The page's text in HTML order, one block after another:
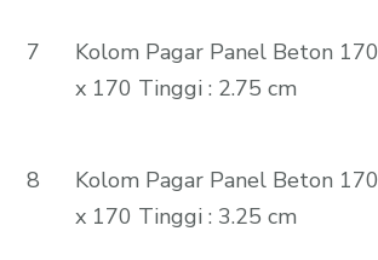
7
Kolom Pagar Panel Beton 170
x 170 Tinggi : 2.75 cm
8
Kolom Pagar Panel Beton 170
x 170 Tinggi : 3.25 cm